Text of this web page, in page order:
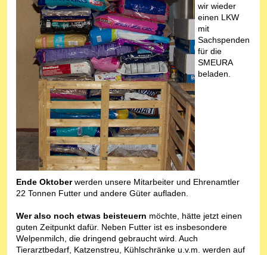
wir wieder
einen LKW
mit
Sachspenden
für die
SMEURA
beladen.
Ende Oktoberwerden unsere Mitarbeiter und Ehrenamtler
22 Tonnen Futter und andere Güter aufladen.
Wer also noch etwas beisteuern möchte, hätte jetzt einen
guten Zeitpunkt dafür. Neben Futter ist es insbesondere
Welpenmilch, die dringend gebraucht wird. Auch
Tierarztbedarf, Katzenstreu, Kühlschränke u.v.m. werden auf